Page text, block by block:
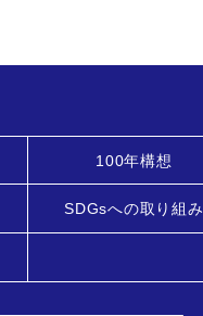
100年構想
SDGsへの取り組み